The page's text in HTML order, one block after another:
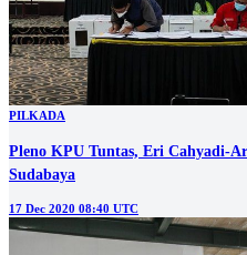
PILKADA
Pleno KPU Tuntas, Eri Cahyadi-
Sudabaya
17 Dec 2020 08:40 UTC